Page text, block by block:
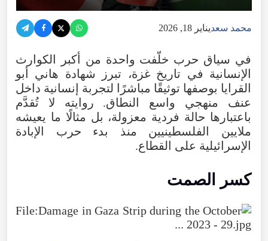
محمد سعديناير 18, 2026
في سياق حرب خلّفت واحدة من أكبر الكوارث
الإنسانية في تاريخ غزة، تبرز شهادة هاني أبو
القرايا بوصفها توثيقًا مباشرًا لتجربة إنسانية داخل
عنف منهجي واسع النطاق. روايته لا تُقدَّم
باعتبارها حالة فردية معزولة، بل مثالًا ما يعيشه
ملايين الفلسطينيين منذ بدء حرب الإبادة
الإسرائيلية على القطاع.
كسر الصمت